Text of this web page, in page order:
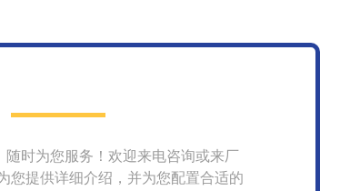
随时为您服务！欢迎来电咨询或来厂
您提供详细介绍，并为您配置合适的